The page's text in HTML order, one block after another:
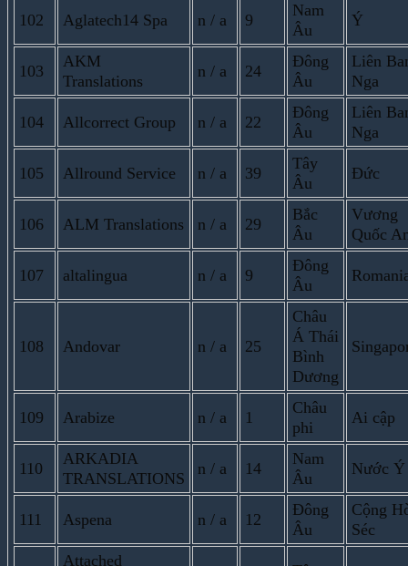
102 Aglatech14 Spa n / a 9
Nam
Âu
Ý
103
AKM
Translations
n / a 24
Đông
Âu
Liên
Nga
104 Allcorrect Group n / a 22
Đông
Âu
Liên
Nga
105 Allround Service n / a 39
Tây
Âu
Đức
106 ALM Translations n / a 29
Bắc
Âu
Vương
Quốc
107 altalingua n / a 9
Đông
Âu
108 Andovar n / a 25
Châu
Á Thái
Bình
Dương
109 Arabize n / a 1
Châu
phi
Ai cập
110
ARKADIA
TRANSLATIONS
n / a 14
Nam
Âu
Nước Ý
111 Aspena n / a 12
Đông
Âu
Cộng
Séc
Attached